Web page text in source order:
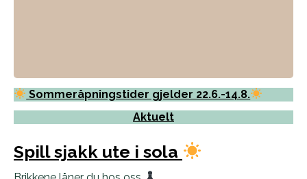
Sommeråpningstider gjelder 22.6.-14.8.
Aktuelt
Spill sjakk ute i sola